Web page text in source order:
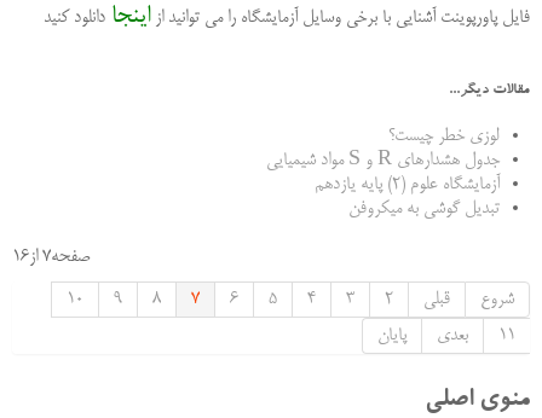
فایل پاورپوینت آشنایی با برخی وسایل آزمایشگاه را می توانید ازاینجا دانلود کنید
مقالات دیگر...
لوزی خطر چیست؟
جدول هشدارهای R و S مواد شیمیایی
آزمایشگاه علوم (2) پایه یازدهم
تبدیل گوشی به میکروفن
صفحه7 از16
شروع
قبلی 2
3
4
5
6
7
8
9
10
11
بعدی پایان
منوی اصلی